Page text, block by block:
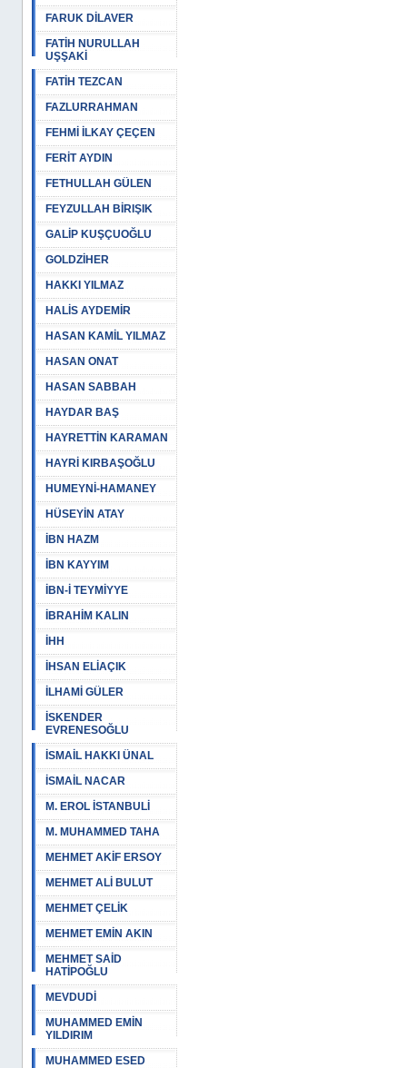
FARUK DİLAVER
FATİH NURULLAH
UŞŞAKİ
FATİH TEZCAN
FAZLURRAHMAN
FEHMİ İLKAY ÇEÇEN
FERİT AYDIN
FETHULLAH GÜLEN
FEYZULLAH BİRIŞIK
GALİP KUŞÇUOĞLU
GOLDZİHER
HAKKI YILMAZ
HALİS AYDEMİR
HASAN KAMİL YILMAZ
HASAN ONAT
HASAN SABBAH
HAYDAR BAŞ
HAYRETTİN KARAMAN
HAYRİ KIRBAŞOĞLU
HUMEYNİ-HAMANEY
HÜSEYİN ATAY
İBN HAZM
İBN KAYYIM
İBN-İ TEYMİYYE
İBRAHİM KALIN
İHH
İHSAN ELİAÇIK
İLHAMİ GÜLER
İSKENDER
EVRENESOĞLU
İSMAİL HAKKI ÜNAL
İSMAİL NACAR
M. EROL İSTANBULİ
M. MUHAMMED TAHA
MEHMET AKİF ERSOY
MEHMET ALİ BULUT
MEHMET ÇELİK
MEHMET EMİN AKIN
MEHMET SAİD
HATİPOĞLU
MEVDUDİ
MUHAMMED EMİN
YILDIRIM
MUHAMMED ESED